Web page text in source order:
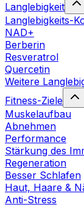
Langlebigkeit
Langlebigkeits-
NAD+
Berberin
Resveratrol
Quercetin
Weitere
Fitness-Ziele
Muskelaufbau
Abnehmen
Performance
Stärkung des
Regeneration
Besser Schlafen
Haut, Haare &
Anti-Stress